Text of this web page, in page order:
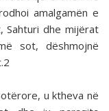
amalgamën e
Sahturi dhe mijërat
sot, dëshmojnë
u ktheva në